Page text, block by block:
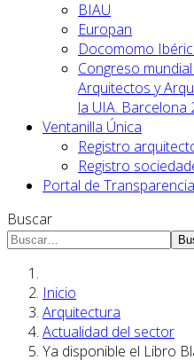
BIAU
Europan
Docomomo
Congreso
Arquitectos y
la UIA. Barcelona
Ventanilla Única
Registro
Registro
Portal de Transparencia
Buscar
Inicio
Arquitectura
Actualidad del sector
Ya disponible el Libro